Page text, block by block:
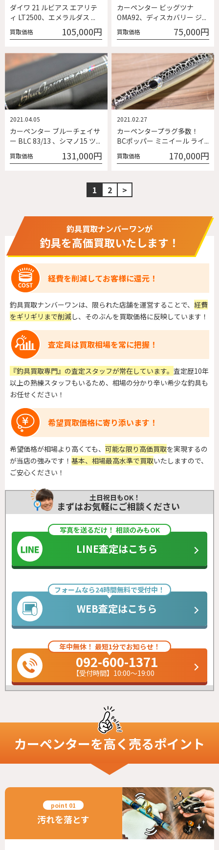
ダイワ 21 ルビアス エアリテ
ィ LT2500、エメラルダス ...
買取価格 105,000円
カーペンター ビッグツナ
OMA92、ディスカバリー ジ...
買取価格 75,000円
カーペンター ブルーチェイサ
ー BLC 83/13 、シマノ15 ツ...
2021.04.05
買取価格 131,000円
カーペンタープラグ多数！
BCポッパー ミニイール ライ...
2021.02.27
買取価格 170,000円
1 2 >
釣具買取ナンバーワンが
釣具を高価買取いたします！
経費を削減してお客様に還元！
釣具買取ナンバーワンは、限られた店舗を運営することで、 経費
をギリギリまで削減し、そのぶんを買取価格に反映しています！
査定員は買取相場を常に把握！
『釣具買取専門』の査定スタッフが常在しています。 査定歴10年
以上の熟練スタッフもいるため、相場の分かり辛い希少な釣具も
お任せください！
希望買取価格に寄り添います！
希望価格が相場より高くても、 可能な限り高価買取を実現するの
が当店の強みです！ 基本、相場最高水準で買取いたしますので、
ご安心ください！
土日祝日もOK！
まずはお気軽にご相談ください
写真を送るだけ！ 相談のみもOK
LINE査定はこちら
フォームなら24時間無料で受付中！
WEB査定はこちら
年中無休！ 最短1分でお知らせ！
092-600-1371
【受付時間】10:00～19:00
カーペンターを高く売るポイント
汚れを落とす